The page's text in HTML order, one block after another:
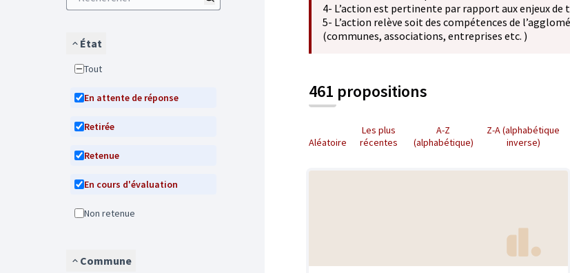
État
Tout
En attente de réponse
Retirée
Retenue
En cours d'évaluation
Non retenue
Commune
4- L’action est pertinente par rapport aux enjeux
5- L’action relève soit des compétences de
(communes, associations, entreprises etc. )
461 propositions
Aléatoire
Les plus
récentes
A-Z
(alphabétique)
Z-A (alphabétique
inverse)